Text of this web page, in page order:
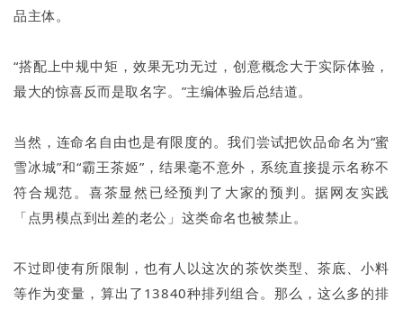
品主体。
“搭配上中规中矩，效果无功无过，创意概念大于实际体验，
最大的惊喜反而是取名字。”主编体验后总结道。
当然，连命名自由也是有限度的。我们尝试把饮品命名为“蜜
雪冰城”和“霸王茶姬”，结果毫不意外，系统直接提示名称不
符合规范。喜茶显然已经预判了大家的预判。据网友实践
「点男模点到出差的老公」这类命名也被禁止。
不过即使有所限制，也有人以这次的茶饮类型、茶底、小料
等作为变量，算出了13840种排列组合。那么，这么多的排